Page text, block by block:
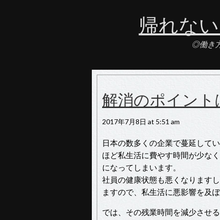
帰れな
◎働き
解消のポイン
2017年7月8日 at 5:51 am
日本の数多くの企業で蔓延して
ほど私生活に費やす時間が少な
になってしまいます。
社員の健康状態も悪くなります
ますので、私生活に悪影響を及
では、その残業時間を減少させ